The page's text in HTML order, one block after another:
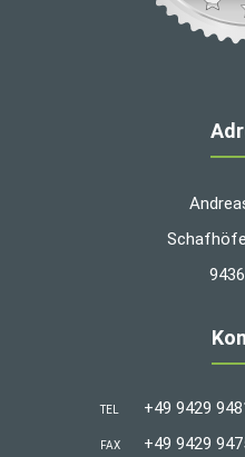
TEL +49 9429
FAX +49 9429